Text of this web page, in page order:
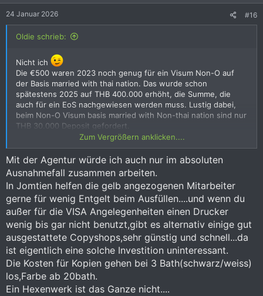
24 Januar 2026 #16
Oldie schrieb:
Nicht ich
Die €500 waren 2023 noch genug für ein Visum Non-O auf
der Basis married with thai nation. Das wurde schon
spätestens 2025 auf THB 400.000 erhöht, die Summe, die
auch für ein EoS nachgewiesen werden muss. Lustig dabei,
beim Non-O Visum basis married with Non-thai nation sind nur
THB 30.000 Deposit gefordert.
Wenn es um Anschaffung von Equipment geht, schaue ich
eben doch etwas weiter in die Zukunft. Was ich sicher nicht
machen werde, ist eine Visa Agentur beauftragen, die das
derzeit für rund THB 30.000 pro EoS Antrag erledigt, inklusive
dem Zeigen des von der Agentur bereitgestellten
Bankbuches. Das ist mir langfristig einfach zu teuer. Der
Drucker wird schon im März benötigt, alleine schon für den
Ausdruck meiner TM30 Online Meldung. Ich schaue mit noch
etwas die Modelle an, eigentlich hätte ich gerne wieder
Duplex Druck und Vorlageneinzug. Aber für einen Rentner,
denke ich, reicht der BM2300W aus. Arbeitszeit ist da nicht
mehr so sehr ein Kostenfaktor.
Zum Vergrößern anklicken....
Mit der Agentur würde ich auch nur im absoluten
Ausnahmefall zusammen arbeiten.
In Jomtien helfen die gelb angezogenen Mitarbeiter
gerne für wenig Entgelt beim Ausfüllen....und wenn du
außer für die VISA Angelegenheiten einen Drucker
wenig bis gar nicht benutzt,gibt es alternativ einige gut
ausgestattete Copyshops,sehr günstig und schnell...da
ist eigentlich eine solche Investition uninteressant.
Die Kosten für Kopien gehen bei 3 Bath(schwarz/weiss)
los,Farbe ab 20bath.
Ein Hexenwerk ist das Ganze nicht....